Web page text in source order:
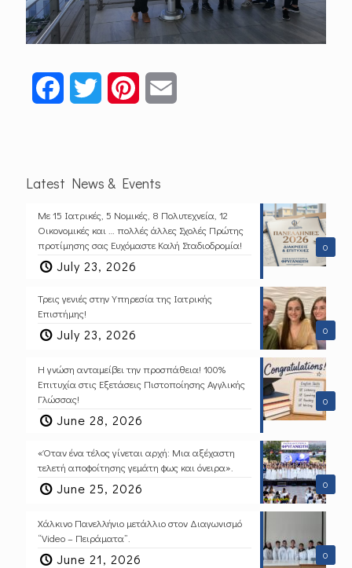
FacebookTwitter Pinterest
Latest News & Events
0
Με 15 Ιατρικές, 5 Νομικές, 8 Πολυτεχνεία, 12
Οικονομικές και … πολλές άλλες Σχολές Πρώτης
προτίμησης σας Ευχόμαστε Καλή Σταδιοδρομία!
July 23, 2026
0
Τρεις γενιές στην Υπηρεσία της Ιατρικής
Επιστήμης!
July 23, 2026
0
Η γνώση ανταμείβει την προσπάθεια! 100%
Επιτυχία στις Εξετάσεις Πιστοποίησης Αγγλικής
Γλώσσας!
June 28, 2026
0
«Όταν ένα τέλος γίνεται αρχή: Μια αξέχαστη
τελετή αποφοίτησης γεμάτη φως και όνειρα».
June 25, 2026
0
Χάλκινο Πανελλήνιο μετάλλιο στον Διαγωνισμό
“Video – Πειράματα”.
June 21, 2026